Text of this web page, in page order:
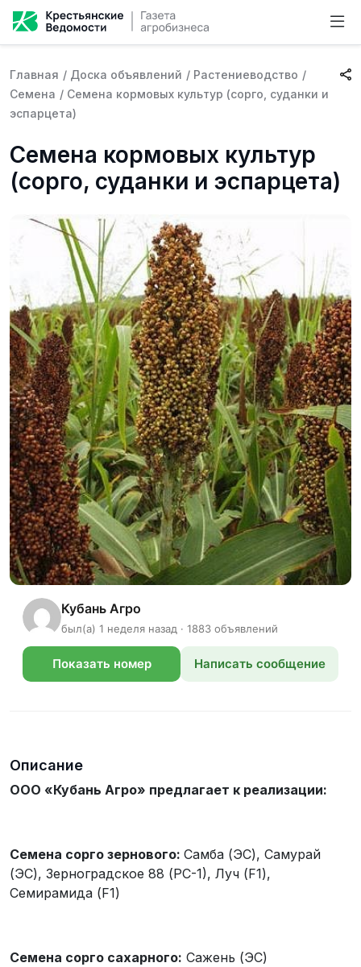
Главная / Доска объявлений / Растениеводство /
Семена / Семена кормовых культур (сорго, суданки и
эспарцета)
Семена кормовых культур
(сорго, суданки и эспарцета)
Кубань Агро
был(а) 1 неделя назад · 1883 объявлений
Показать номер Написать сообщение
Описание
ООО «Кубань Агро» предлагает к реализации:
Семена сорго зернового: Самба (ЭС), Самурай
(ЭС), Зерноградское 88 (РС-1), Луч (F1),
Семирамида (F1)
Семена сорго сахарного: Сажень (ЭС)